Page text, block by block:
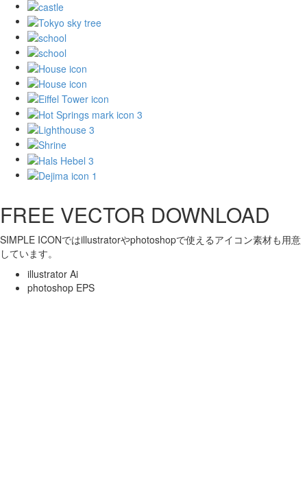
FREE VECTOR DOWNLOAD
SIMPLE ICONではillustratorやphotoshopで使えるアイコン素材も用意
しています。
illustrator Ai
photoshop EPS